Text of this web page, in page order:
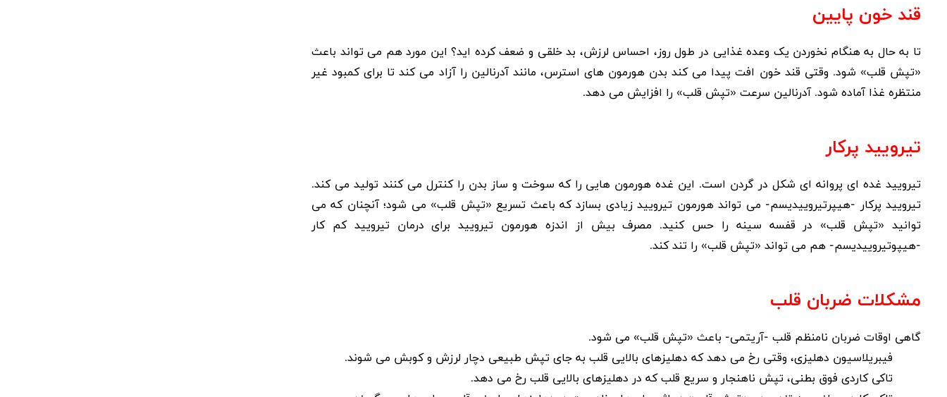
قند خون پایین
تا به حال به هنگام نخوردن یک وعده غذایی در طول روز، احساس لرزش، بد خلقی و ضعف کرده اید؟ این مورد هم می تواند باعث
«تپش قلب» شود. وقتی قند خون افت پیدا می کندبدن هورمون های استرس، مانند آدرنالین را آزاد می کند تا برای کمبود غیر
منتظره غذا آماده شود. آدرنالین سرعت «تپش قلب» را افزایش می دهد.
تیرویید پرکار
تیرویید غده ای پروانه ای شکل در گردن است. این غده هورمون هایی را که سوخت و ساز بدن را کنترل می کنند تولید می کند.
تیرویید پرکار -هیپرتیروییدیسم- می تواند هورمون تیرویید زیادی بسازد که باعث تسریع «تپش قلب» می شود؛ آنچنان که می
توانید «تپش قلب» در قفسه سینه را حس کنید. مصرف بیش از اندزه هورمون تیرویید برای درمانتیرویید کم کار
-هیپوتیروییدیسم- هم می تواند «تپش قلب» را تند کند.
مشکلات ضربان قلب
گاهی اوقات ضربان نامنظم قلب -آریتمی- باعث «تپش قلب» می شود.
فیبریلاسیون دهلیزی، وقتی رخ می دهد که دهلیزهای بالایی قلب به جای تپش طبیعی دچار لرزش و کوبش می شوند.
تاکی کاردی فوق بطنی، تپش ناهنجار و سریع قلب که در دهلیزهای بالایی قلب رخ می دهد.